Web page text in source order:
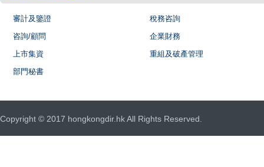
審計及鑒證
稅務咨詢
咨詢/顧問
企業財務
上市集資
重組及破產管理
部門秘書
Copyright © 2017 hongkongdir.hk All Rights Reserved.